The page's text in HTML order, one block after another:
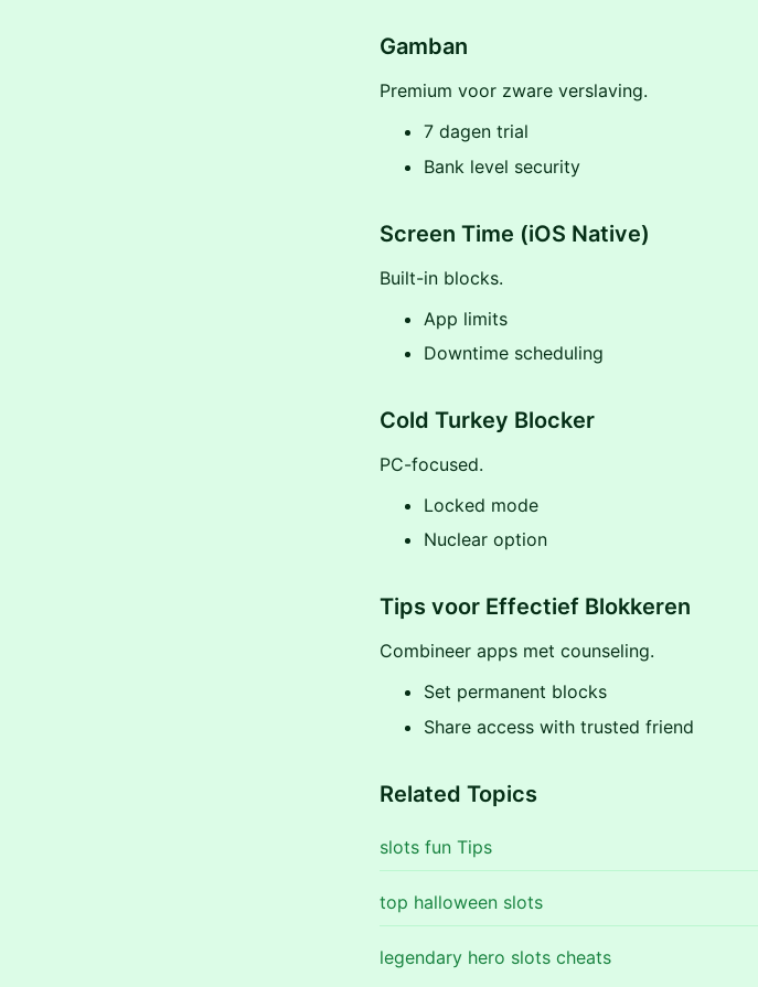
Gamban
Premium voor zware verslaving.
7 dagen trial
Bank level security
Screen Time (iOS Native)
Built-in blocks.
App limits
Downtime scheduling
Cold Turkey Blocker
PC-focused.
Locked mode
Nuclear option
Tips voor Effectief Blokkeren
Combineer apps met counseling.
Set permanent blocks
Share access with trusted friend
Related Topics
slots fun Tips
top halloween slots
legendary hero slots cheats